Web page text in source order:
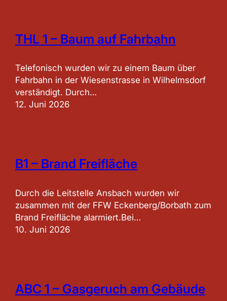
THL 1 – Baum auf Fahrbahn
Telefonisch wurden wir zu einem Baum über
Fahrbahn in der Wiesenstrasse in Wilhelmsdorf
verständigt. Durch…
12. Juni 2026
B1 – Brand Freifläche
Durch die Leitstelle Ansbach wurden wir
zusammen mit der FFW Eckenberg/Borbath zum
Brand Freifläche alarmiert.Bei…
10. Juni 2026
ABC 1 – Gasgeruch am Gebäude